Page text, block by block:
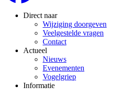
Direct naar
Wijziging doorgeven
Veelgestelde vragen
Contact
Actueel
Nieuws
Evenementen
Vogelgriep
Informatie